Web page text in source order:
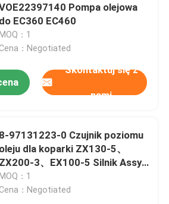
Pompa olejowa
do EC360 EC460
：1
：Negotiated
Skontaktuj się z
nami
8-97131223-0 Czujnik poziomu
oleju dla koparki ZX130-5、
ZX200-3、EX100-5 Silnik Assy
、4JJ1、6WG1
MOQ：1
：Negotiated